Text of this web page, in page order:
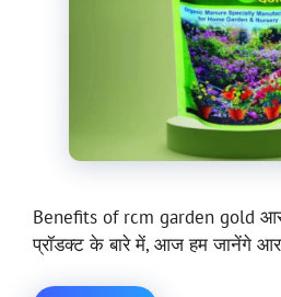
Benefits of rcm garden gold
प्रॉडक्ट के बारे में, आज हम जानेंगे